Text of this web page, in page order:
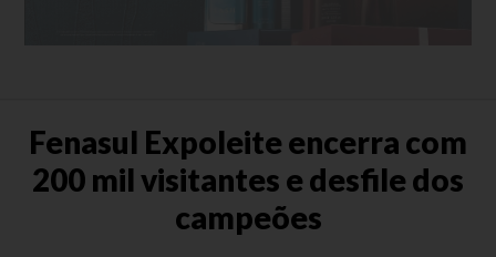
Fenasul Expoleite encerra com
200 mil visitantes e desfile dos
campeões